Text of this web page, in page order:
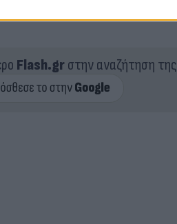
Flash.grστην αναζήτηση της